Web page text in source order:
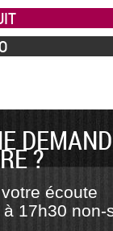
?
écoute
17h30 non-